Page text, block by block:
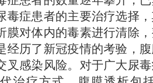
毒症患者的主要治疗选择
膜对体内的毒素进行清除
经历了新冠疫情的考验，
叉感染风险。对于广大尿